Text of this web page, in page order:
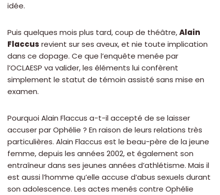
idée.
Puis quelques mois plus tard, coup de théâtre,Alain
Flaccus revient sur ses aveux, et nie toute implication
dans ce dopage. Ce que l’enquête menée par
l’OCLAESP va valider, les éléments lui confèrent
simplement le statut de témoin assisté sans mise en
examen.
Pourquoi Alain Flaccus a-t-il accepté de se laisser
accuser par Ophélie ? En raison de leurs relations très
particulières. Alain Flaccus est le beau-père de la jeune
femme, depuis les années 2002, et également son
entraîneur dans ses jeunes années d’athlétisme. Mais il
est aussi l’homme qu’elle accuse d’abus sexuels durant
son adolescence. Les actes menés contre Ophélie